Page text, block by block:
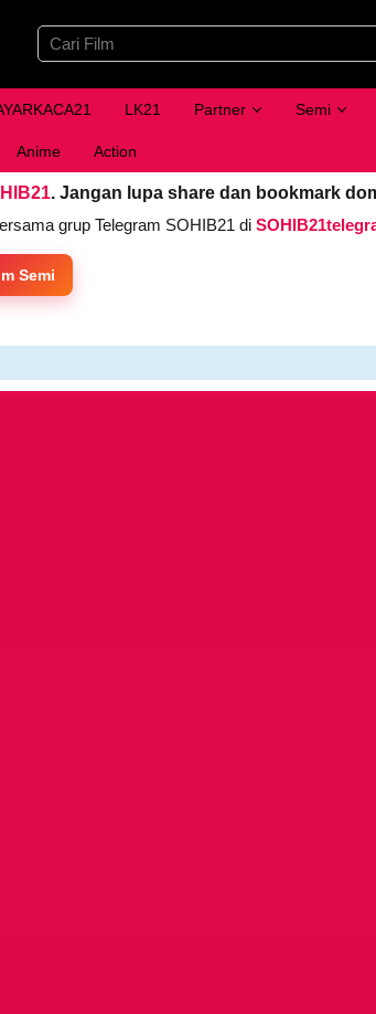
LK21 Partner Semi
Anime Action
. Jangan lupa share dan bookmark
grup Telegram SOHIB21 di
Semi